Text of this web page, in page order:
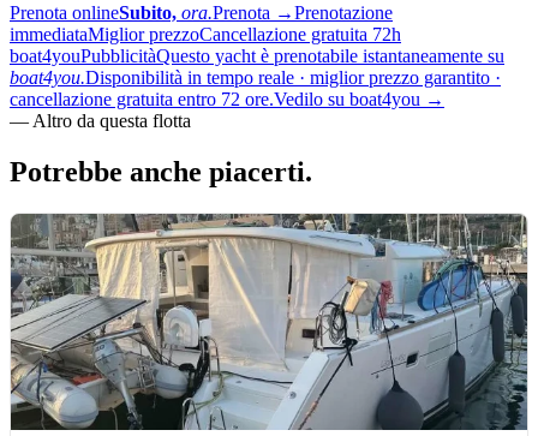
Prenota onlineSubito, ora.Prenota →Prenotazione
immediataMiglior prezzoCancellazione gratuita 72h
boat4youPubblicitàQuesto yacht è prenotabile istantaneamente su
boat4you.Disponibilità in tempo reale · miglior prezzo garantito ·
cancellazione gratuita entro 72 ore.Vedilo su boat4you →
— Altro da questa flotta
Potrebbe anche piacerti.